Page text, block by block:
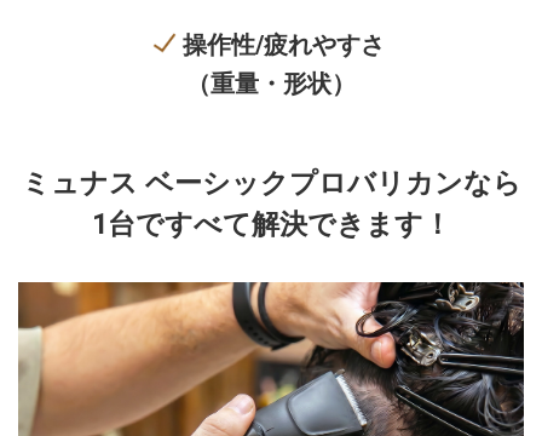
操作性/疲れやすさ
（重量・形状）
ミュナス ベーシックプロバリカンなら
1台ですべて解決できます！